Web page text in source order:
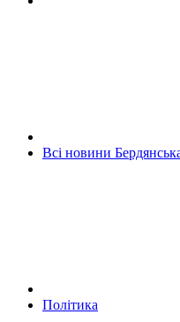
Всі новини
Політика